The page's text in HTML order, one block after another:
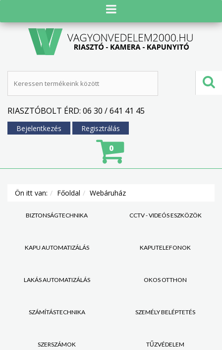
RIASZTÓBOLT ÉRD: 06 30 / 641 41 45
Bejelentkezés Regisztrálás
0
Ön itt van: Főoldal Webáruház
BIZTONSÁGTECHNIKA CCTV - VIDEÓS ESZKÖZÖK
KAPU AUTOMATIZÁLÁS KAPUTELEFONOK
LAKÁS AUTOMATIZÁLÁS OKOS OTTHON
SZÁMÍTÁSTECHNIKA SZEMÉLY BELÉPTETÉS
SZERSZÁMOK TŰZVÉDELEM